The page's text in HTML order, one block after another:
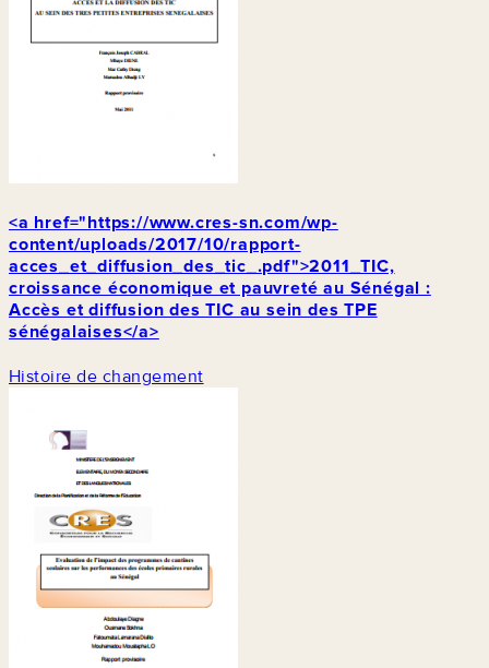
<a href="https://www.cres-sn.com/wp-
content/uploads/2017/10/rapport-
acces_et_diffusion_des_tic_.pdf">2011_TIC,
croissance économique et pauvreté au Sénégal :
Accès et diffusion des TIC au sein des TPE
sénégalaises</a>
Histoire de changement